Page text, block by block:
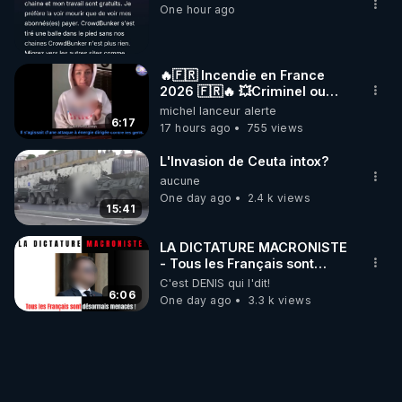
One hour ago
6:17
🔥🇫🇷 Incendie en France
2026 🇫🇷🔥 💥Criminel ou
coincidence naturelle?💥
@NostraDamoucho
michel lanceur alerte
17 hours ago
755 views
15:41
L'Invasion de Ceuta intox?
aucune
One day ago
2.4 k views
6:06
LA DICTATURE MACRONISTE
- Tous les Français sont
désormais menacés !
C'est DENIS qui l'dit!
One day ago
3.3 k views